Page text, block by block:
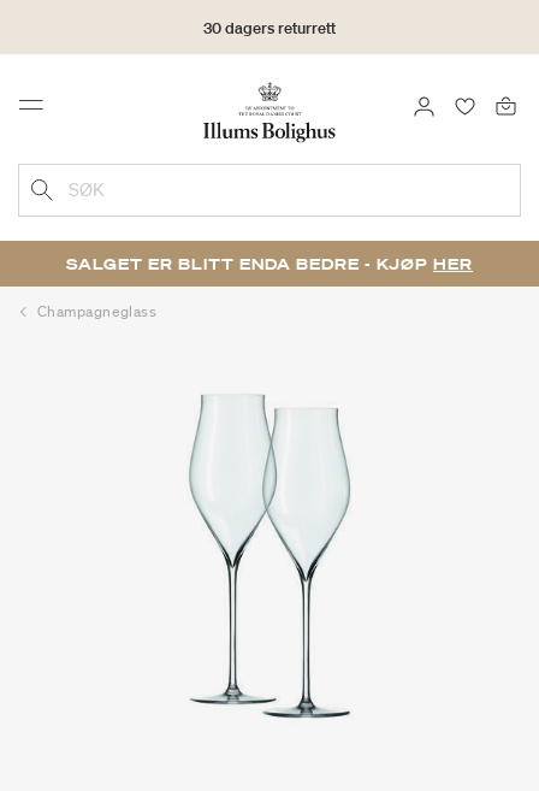
30 dagers returrett
Menu LOGG INN
SØK
SALGET ER BLITT ENDA BEDRE - KJØP HER
Champagneglass